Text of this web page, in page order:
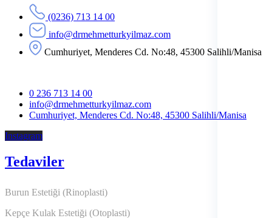
(0236) 713 14 00
info@drmehmetturkyilmaz.com
Cumhuriyet, Menderes Cd. No:48, 45300 Salihli/Manisa
0 236 713 14 00
info@drmehmetturkyilmaz.com
Cumhuriyet, Menderes Cd. No:48, 45300 Salihli/Manisa
Instagram
Tedaviler
Burun Estetiği (Rinoplasti)
Kepçe Kulak Estetiği (Otoplasti)